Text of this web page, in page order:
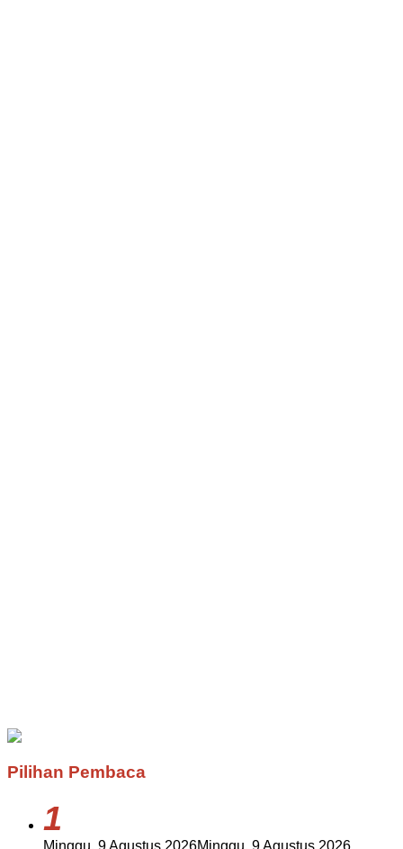
Pilihan Pembaca
1
Minggu, 9 Agustus 2026Minggu, 9 Agustus 2026